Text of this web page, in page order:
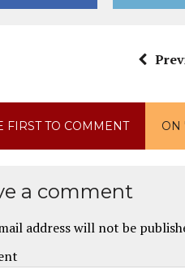
FIRST TO COMMENT ON
a comment
address will not be